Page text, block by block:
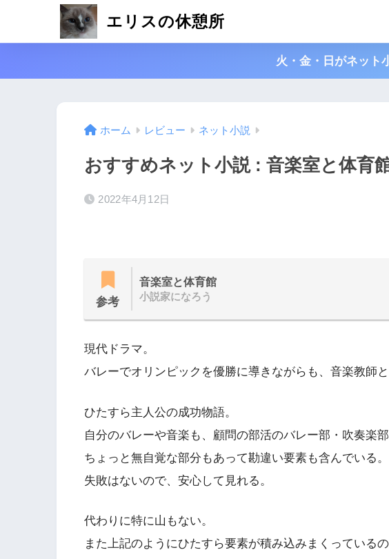
エリスの休憩所
火・金・日がネット
ホーム レビュー ネット小説
おすすめネット小説 : 音楽室と体育
2022年4月12日
参考
音楽室と体育館
小説家になろう
現代ドラマ。
バレーでオリンピックを優勝に導きながらも、音楽教師と
ひたすら主人公の成功物語。
自分のバレーや音楽も、顧問の部活のバレー部・吹奏楽
ちょっと無自覚な部分もあって勘違い要素も含んでいる。
失敗はないので、安心して見れる。
代わりに特に山もない。
また上記のようにひたすら要素が積み込みまくっているの